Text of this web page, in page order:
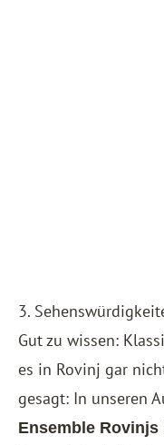
3.
Gut zu wissen:
es in Rovinj gar
gesagt: In unseren
Ensemble Rovinjs